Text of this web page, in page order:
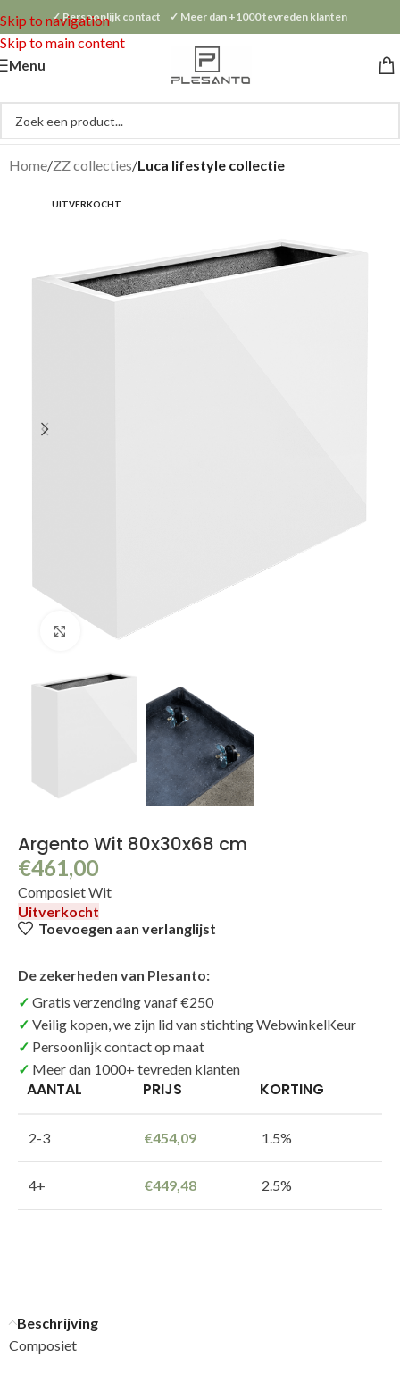
Skip to navigation
Skip to main content
✓ Persoonlijk contact ✓ Meer dan +1000 tevreden klanten
Menu
Home ZZ collecties Luca lifestyle collectie
UITVERKOCHT
Klik om te vergroten
Argento Wit 80x30x68 cm
€461,00
Composiet Wit
Uitverkocht
Toevoegen aan verlanglijst
De zekerheden van Plesanto:
Gratis verzending vanaf €250
Veilig kopen, we zijn lid van stichting WebwinkelKeur
Persoonlijk contact op maat
Meer dan 1000+ tevreden klanten
AANTAL PRIJS KORTING
2-3 €454,09 1.5%
4+ €449,48 2.5%
Beschrijving
Composiet